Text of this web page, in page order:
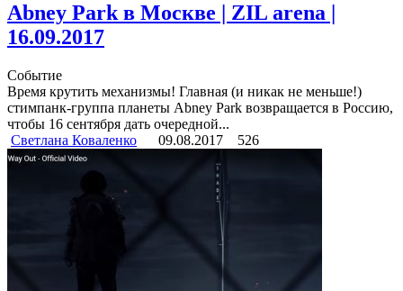
Abney Park в Москве | ZIL arena |
16.09.2017
Событие
Время крутить механизмы! Главная (и никак не меньше!)
стимпанк-группа планеты Abney Park возвращается в Россию,
чтобы 16 сентября дать очередной...
Светлана Коваленко
09.08.2017 526